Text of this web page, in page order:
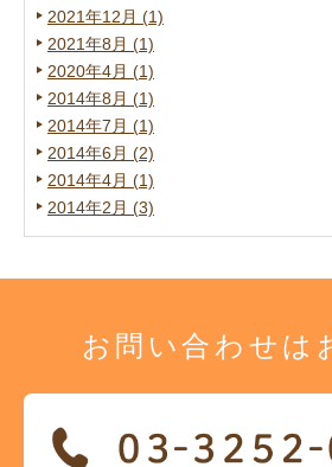
2021年12月 (1)
2021年8月 (1)
2020年4月 (1)
2014年8月 (1)
2014年7月 (1)
2014年6月 (2)
2014年4月 (1)
2014年2月 (3)
お問い合わせは